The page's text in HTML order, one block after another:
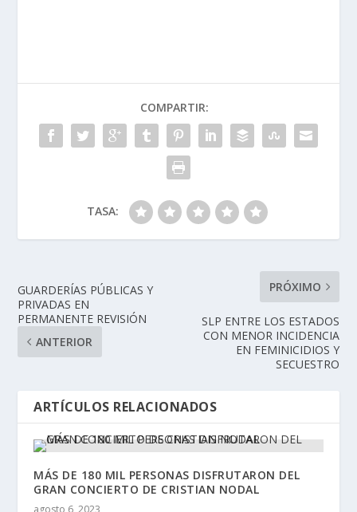
COMPARTIR:
TASA:
GUARDERÍAS PÚBLICAS Y
PRIVADAS EN
PERMANENTE REVISIÓN
ANTERIOR
PRÓXIMO
SLP ENTRE LOS ESTADOS
CON MENOR INCIDENCIA
EN FEMINICIDIOS Y
SECUESTRO
ARTÍCULOS RELACIONADOS
MÁS DE 180 MIL PERSONAS DISFRUTARON DEL
GRAN CONCIERTO DE CRISTIAN NODAL